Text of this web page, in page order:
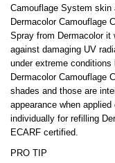
Camouflage System
Dermacolor Camouflage
Spray from Dermacolor it
against damaging UV
under extreme
Dermacolor Camouflage
shades and those are
appearance when
individually for refilling
ECARF certified.
PRO TIP